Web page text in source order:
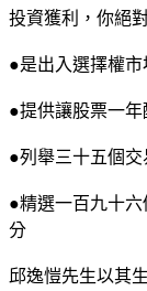
投資獲利，你絕
●是出入選擇權
●提供讓股票一
●列舉三十五個
●精選一百九十
分
邱逸愷先生以其